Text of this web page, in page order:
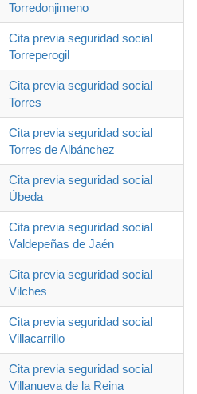
Torredonjimeno
Cita previa seguridad social
Torreperogil
Cita previa seguridad social
Torres
Cita previa seguridad social
Torres de Albánchez
Cita previa seguridad social
Úbeda
Cita previa seguridad social
Valdepeñas de Jaén
Cita previa seguridad social
Vilches
Cita previa seguridad social
Villacarrillo
Cita previa seguridad social
Villanueva de la Reina